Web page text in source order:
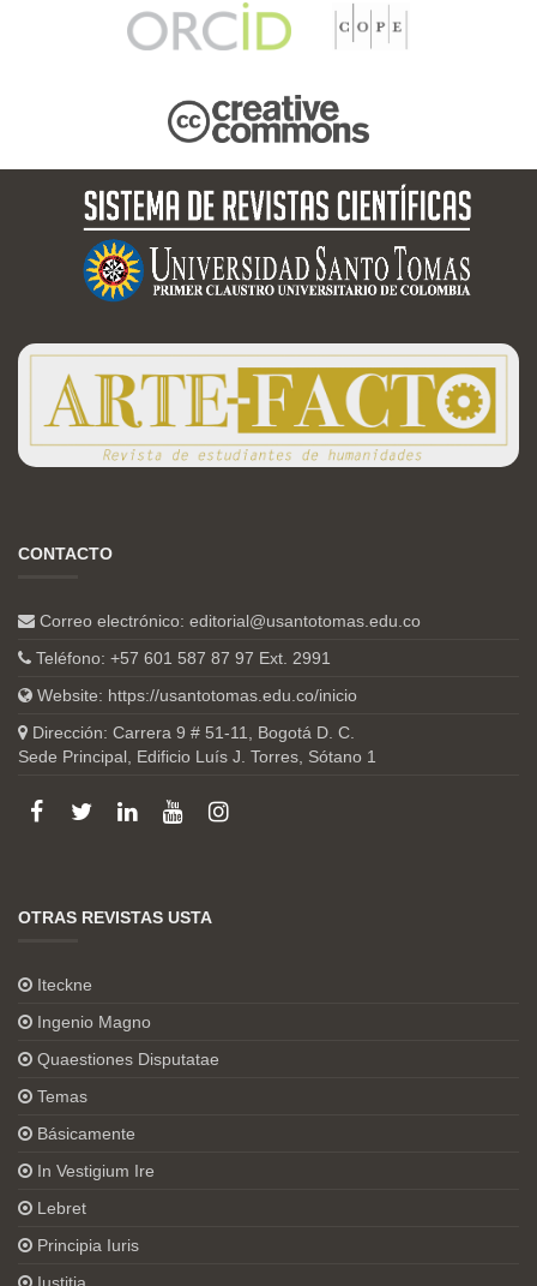
CONTACTO
Correo electrónico: editorial@usantotomas.edu.co
Teléfono: +57 601 587 87 97 Ext. 2991
Website: https://usantotomas.edu.co/inicio
Dirección: Carrera 9 # 51-11, Bogotá D. C.
Sede Principal, Edificio Luís J. Torres, Sótano 1
OTRAS REVISTAS USTA
Iteckne
Ingenio Magno
Quaestiones Disputatae
Temas
Básicamente
In Vestigium Ire
Lebret
Principia Iuris
Iustitia